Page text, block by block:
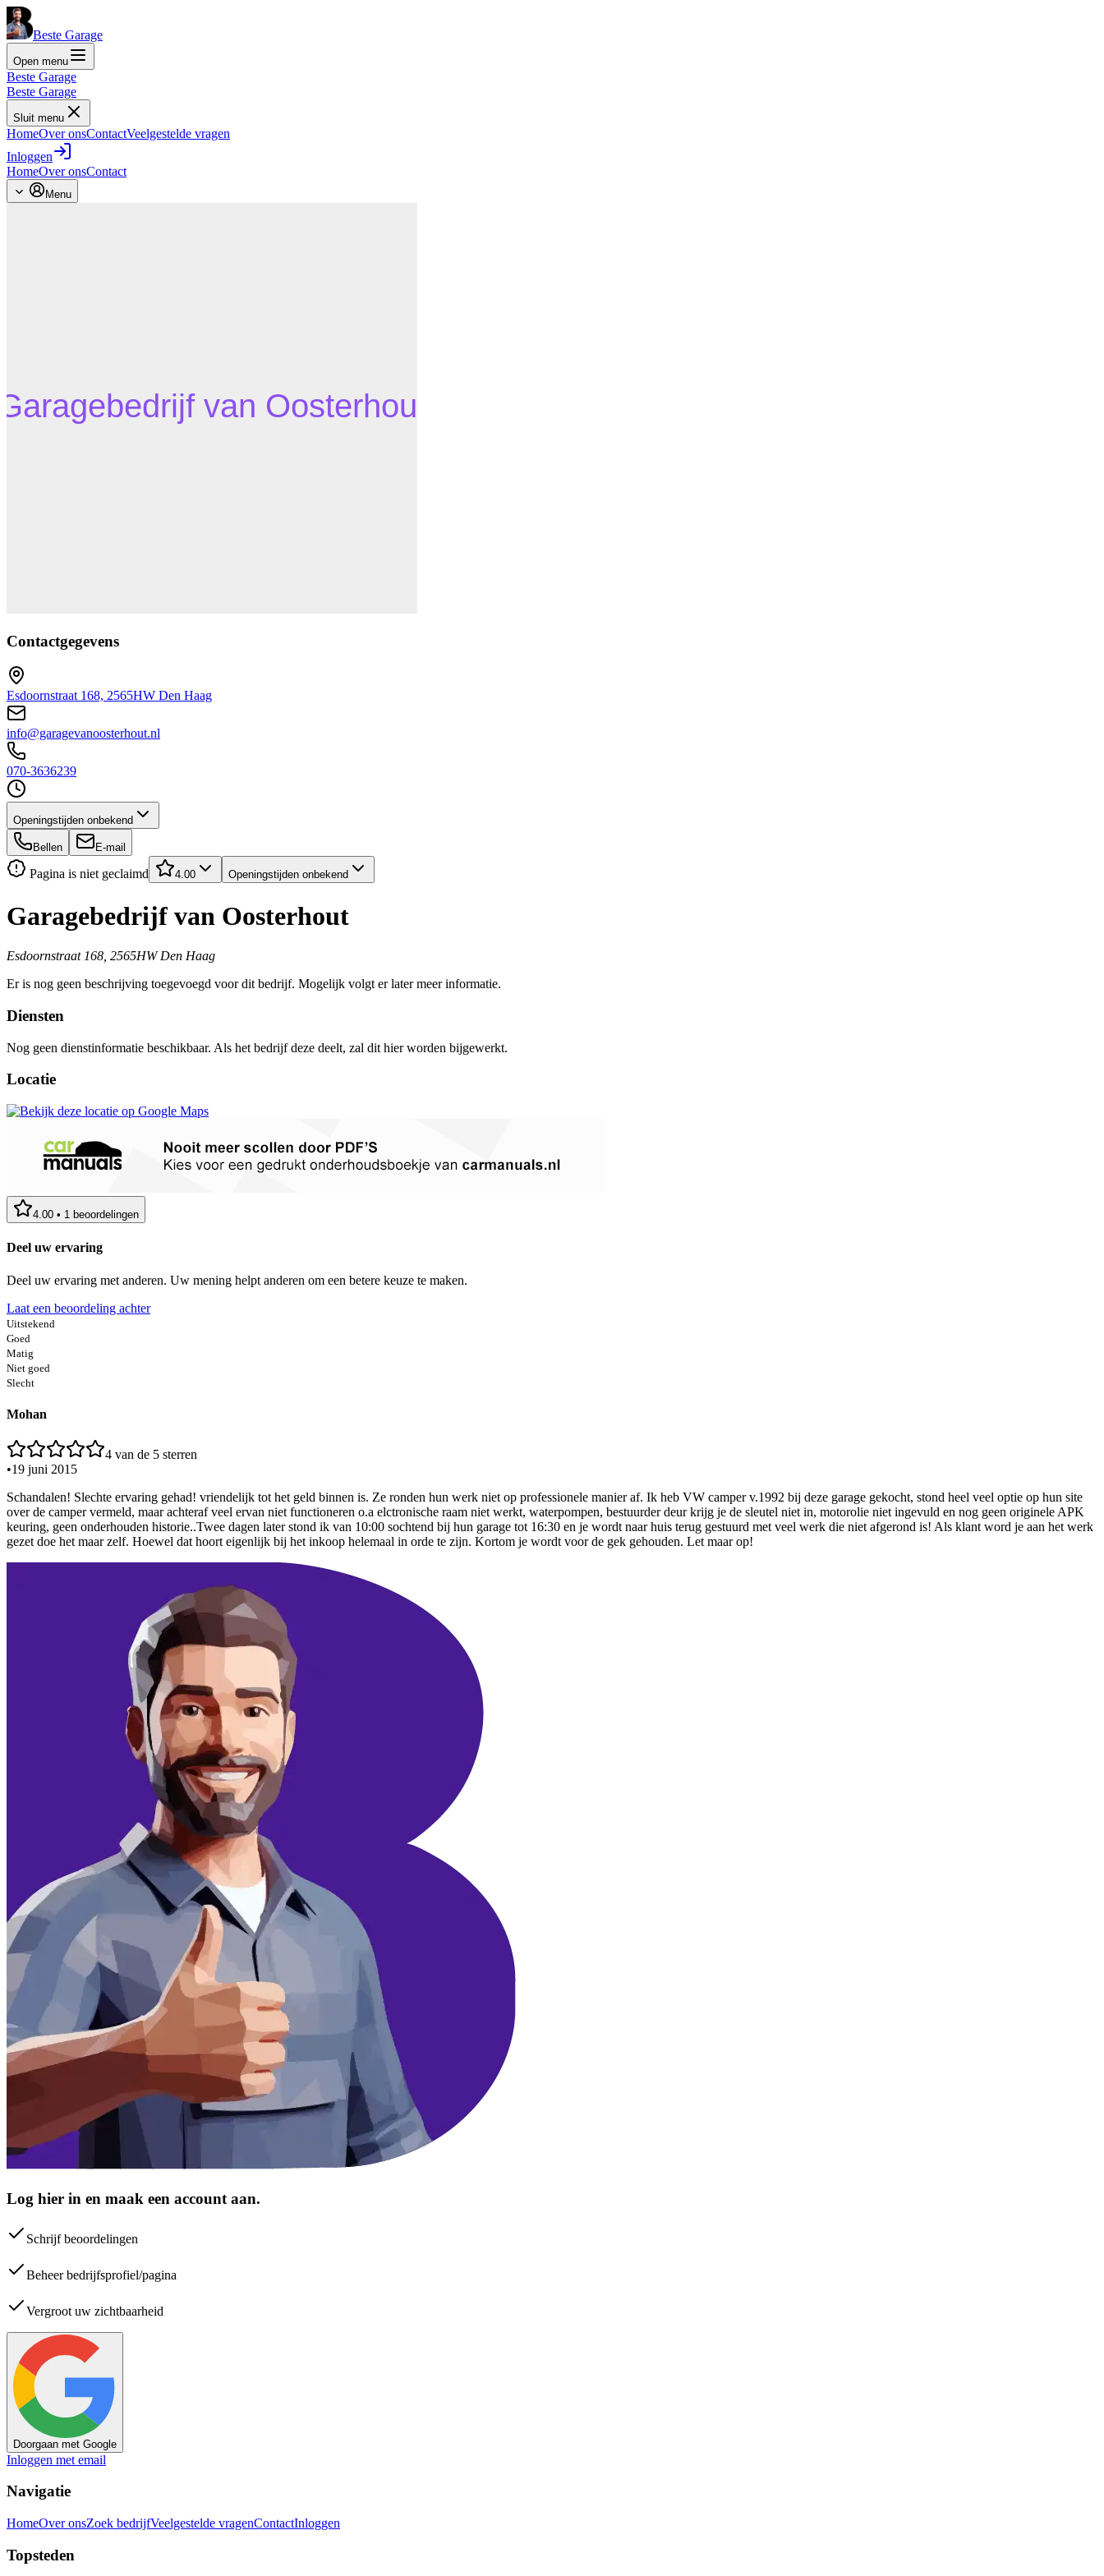
Beste Garage
Open menu
Beste Garage
Beste Garage
Sluit menu
HomeOver onsContactVeelgestelde vragen
Inloggen
HomeOver onsContact
Menu
Contactgegevens
Esdoornstraat 168, 2565HW Den Haag
info@garagevanoosterhout.nl
070-3636239
Openingstijden onbekend
Bellen E-mail
Pagina is niet geclaimd 4.00 Openingstijden onbekend
Garagebedrijf van Oosterhout
Esdoornstraat 168, 2565HW Den Haag
Er is nog geen beschrijving toegevoegd voor dit bedrijf. Mogelijk volgt er later meer informatie.
Diensten
Nog geen dienstinformatie beschikbaar. Als het bedrijf deze deelt, zal dit hier worden bijgewerkt.
Locatie
4.00 • 1 beoordelingen
Deel uw ervaring
Deel uw ervaring met anderen. Uw mening helpt anderen om een betere keuze te maken.
Laat een beoordeling achter
Uitstekend
Goed
Matig
Niet goed
Slecht
Mohan
4 van de 5 sterren
•19 juni 2015
Schandalen! Slechte ervaring gehad! vriendelijk tot het geld binnen is. Ze ronden hun werk niet op professionele manier af. Ik heb VW camper v.1992 bij deze garage gekocht, stond heel veel optie op hun site
over de camper vermeld, maar achteraf veel ervan niet functioneren o.a elctronische raam niet werkt, waterpompen, bestuurder deur krijg je de sleutel niet in, motorolie niet ingevuld en nog geen originele APK
keuring, geen onderhouden historie..Twee dagen later stond ik van 10:00 sochtend bij hun garage tot 16:30 en je wordt naar huis terug gestuurd met veel werk die niet afgerond is! Als klant word je aan het werk
gezet doe het maar zelf. Hoewel dat hoort eigenlijk bij het inkoop helemaal in orde te zijn. Kortom je wordt voor de gek gehouden. Let maar op!
Log hier in en maak een account aan.
Schrijf beoordelingen
Beheer bedrijfsprofiel/pagina
Vergroot uw zichtbaarheid
Doorgaan met Google
Inloggen met email
Navigatie
HomeOver onsZoek bedrijfVeelgestelde vragenContactInloggen
Topsteden